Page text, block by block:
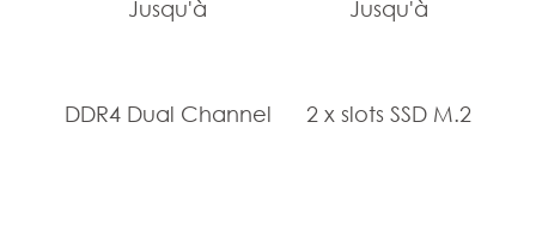
Jusqu'à
DDR4 Dual Channel
Jusqu'à
2 x slots SSD M.2